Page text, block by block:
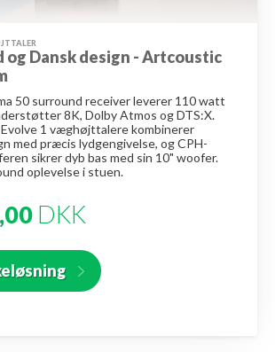
og Dansk design - Artcoustic
50 surround receiver leverer 110 watt
8K, Dolby Atmos og DTS:X.
1 væghøjttalere kombinerer
med præcis lydgengivelse, og CPH-
sikrer dyb bas med sin 10" woofer.
oplevelse i stuen.
DKK